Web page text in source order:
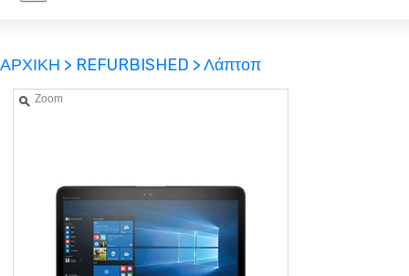
ΑΡΧΙΚΗ
ΑΡΧΙΚΗ > REFURBISHED >Λάπτοπ
Zoom